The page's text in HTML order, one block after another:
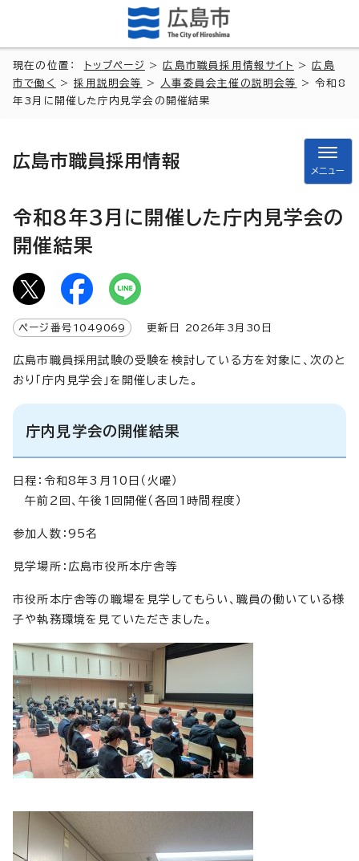
現在の位置： トップページ >広島市職員採用情報サイト >広島
市で働く
>採用説明会等 > 人事委員会主催の説明会等
> 令和8
年3月に開催した庁内見学会の開催結果
広島市職員採用情報
メニュー
令和8年3月に開催した庁内見学会の
開催結果
ページ番号 1049069 更新日 2026年3月 30 日
広島市職員採用試験の受験を検討している方を対象に、次のと
おり「庁内見学会」を開催しました。
庁内見学会の開催結果
日程：令和8年3月10日（火曜）
午前2回、午後1回開催（各回1時間程度）
参加人数：95名
見学場所：広島市役所本庁舎等
市役所本庁舎等の職場を見学してもらい、職員の働いている様
子や執務環境を見ていただきました。